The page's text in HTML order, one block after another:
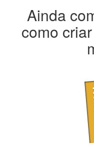
Ainda
como